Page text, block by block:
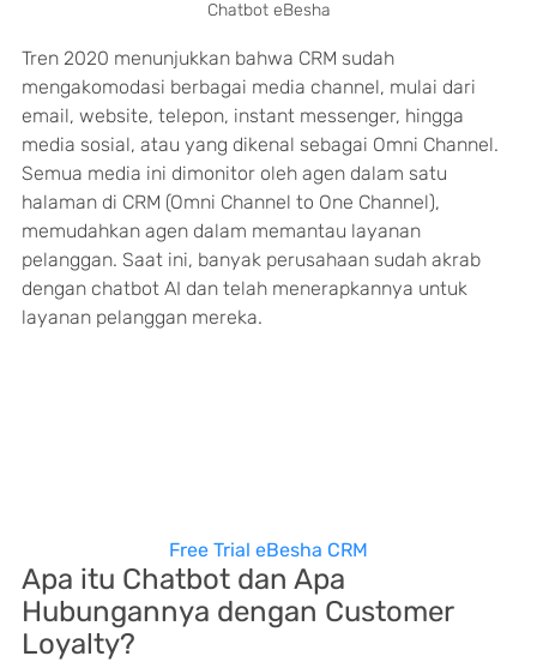
Chatbot eBesha
Tren 2020 menunjukkan bahwa CRM sudah
mengakomodasi berbagai media channel, mulai dari
email, website, telepon, instant messenger, hingga
media sosial, atau yang dikenal sebagai Omni Channel.
Semua media ini dimonitor oleh agen dalam satu
halaman di CRM (Omni Channel to One Channel),
memudahkan agen dalam memantau layanan
pelanggan. Saat ini, banyak perusahaan sudah akrab
dengan chatbot AI dan telah menerapkannya untuk
layanan pelanggan mereka.
Free Trial eBesha CRM
Apa itu Chatbot dan Apa
Hubungannya dengan Customer
Loyalty?